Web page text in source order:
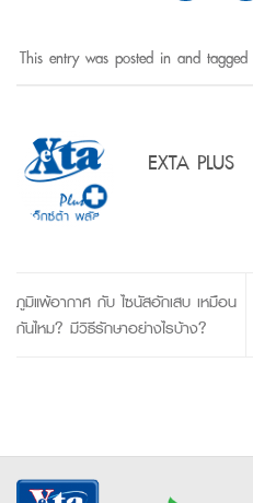
This entry was posted in and tagged
EXTA PLUS
ภูมิแพ้อากาศ กับ ไซนัสอักเสบ เหมือน
กันไหม? มีวิธีรักษาอย่างไรบ้าง?